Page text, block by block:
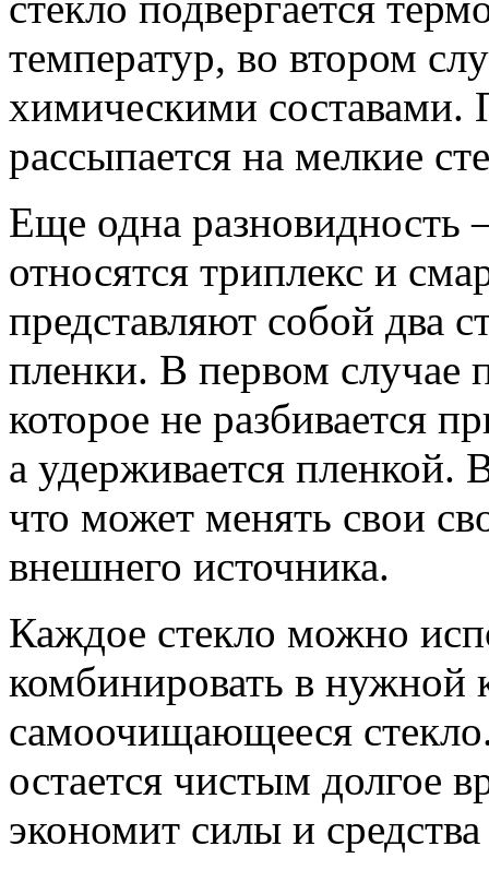
температур, во втором
химическими составами.
рассыпается на мелкие
Еще одна разновидность
относятся триплекс и
представляют собой два
пленки. В первом случае
которое не разбивается
а удерживается пленкой.
что может менять свои
внешнего источника.
Каждое стекло можно
комбинировать в нужной
самоочищающееся
остается чистым долгое
экономит силы и